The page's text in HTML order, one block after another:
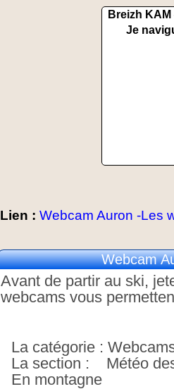
Breizh
Je
Lien : Webcam Auron -Les
Webcam
Avant de partir au ski,
webcams vous
La catégorie :
La section : Météo
En montagne